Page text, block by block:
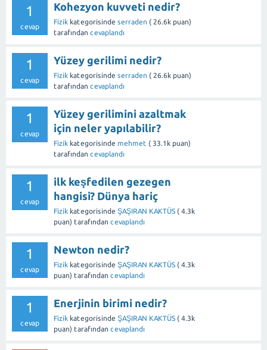
1
cevap
Kohezyon kuvveti nedir?
Fizik kategorisinde serraden ( 26.6k puan)
tarafından cevaplandı
1
cevap
Yüzey gerilimi nedir?
Fizik kategorisinde serraden ( 26.6k puan)
tarafından cevaplandı
1
cevap
Yüzey gerilimini azaltmak
için neler yapılabilir?
Fizik kategorisinde mehmet ( 33.1k puan)
tarafından cevaplandı
1
cevap
ilk keşfedilen gezegen
hangisi? Dünya hariç
Fizik kategorisinde ŞAŞIRAN KAKTÜS ( 4.3k
puan) tarafından cevaplandı
1
cevap
Newton nedir?
Fizik kategorisinde ŞAŞIRAN KAKTÜS ( 4.3k
puan) tarafından cevaplandı
1
cevap
Enerjinin birimi nedir?
Fizik kategorisinde ŞAŞIRAN KAKTÜS ( 4.3k
puan) tarafından cevaplandı